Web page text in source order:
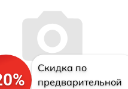
Скидка по
предварительной